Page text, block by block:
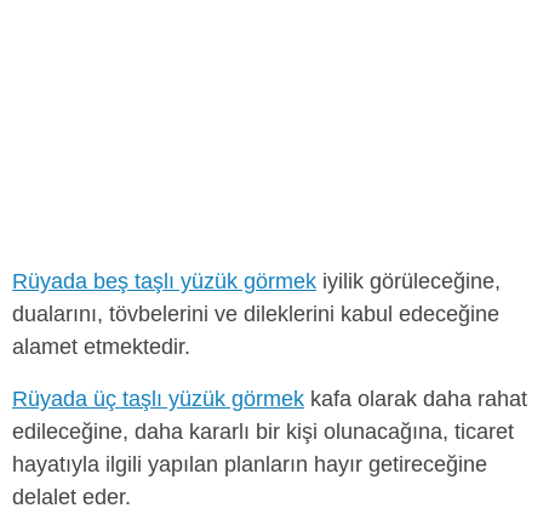
Rüyada beş taşlı yüzük görmek iyilik görüleceğine,
dualarını, tövbelerini ve dileklerini kabul edeceğine
alamet etmektedir.
Rüyada üç taşlı yüzük görmek kafa olarak daha rahat
edileceğine, daha kararlı bir kişi olunacağına, ticaret
hayatıyla ilgili yapılan planların hayır getireceğine
delalet eder.